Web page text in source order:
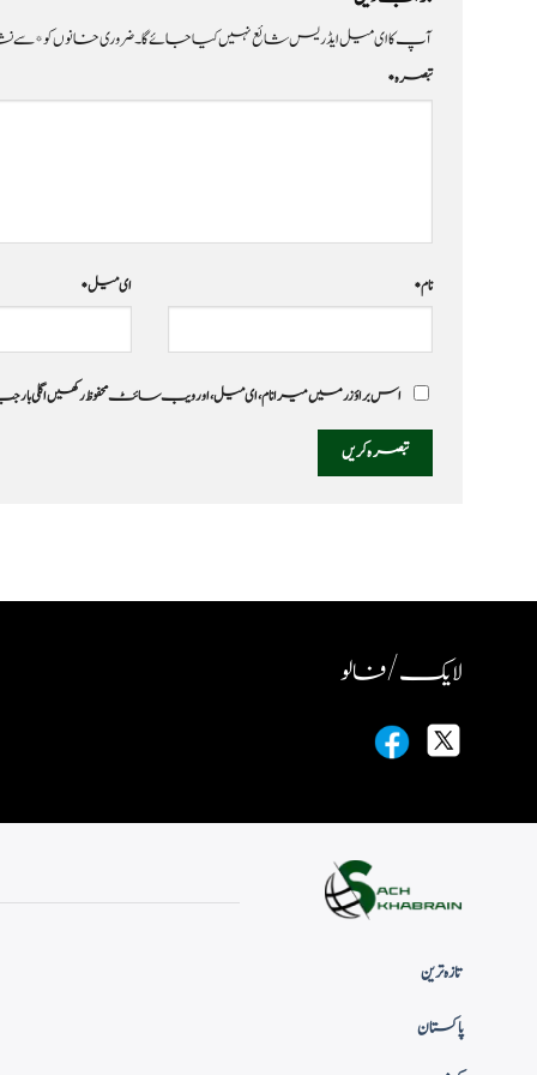
آپ کا ای میل ایڈریس شائع نہیں کیا جائے گا۔ضروری خانوں کو*سے
تبصرہ*
نام* ای میل*
اس براؤزر میں میرا نام، ای میل، اور ویب سائٹ محفوظ رکھیں اگلی
لایک / فالو
تازہ ترین
پاکستان